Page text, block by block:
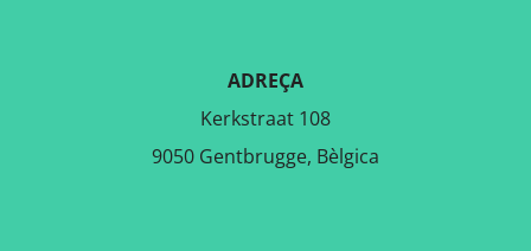
ADREÇA
Kerkstraat 108
9050 Gentbrugge, Bèlgica